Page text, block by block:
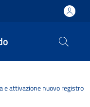
e attivazione nuovo registro